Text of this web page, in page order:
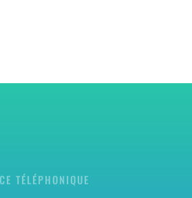
TÉLÉPHONIQUE